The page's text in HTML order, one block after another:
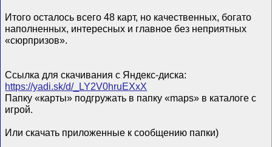
Итого осталось всего 48 карт, но качественных, богато
наполненных, интересных и главное без неприятных
«сюрпризов».
Ссылка для скачивания с Яндекс-диска:
https://yadi.sk/d/_LY2V0hruEXxX
Папку «карты» подгружать в папку «maps» в каталоге с
игрой.
Или скачать приложенные к сообщению папки)